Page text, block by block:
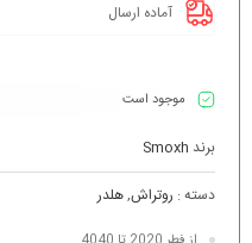
آماده ارسال
موجود است
برند Smoxh
دسته : روتراش,هلدر